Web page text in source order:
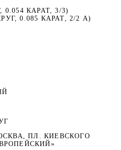
КАРАТ, 3/3)
0.085 КАРАТ, 2/2 А)
ПЛ. КИЕВСКОГО